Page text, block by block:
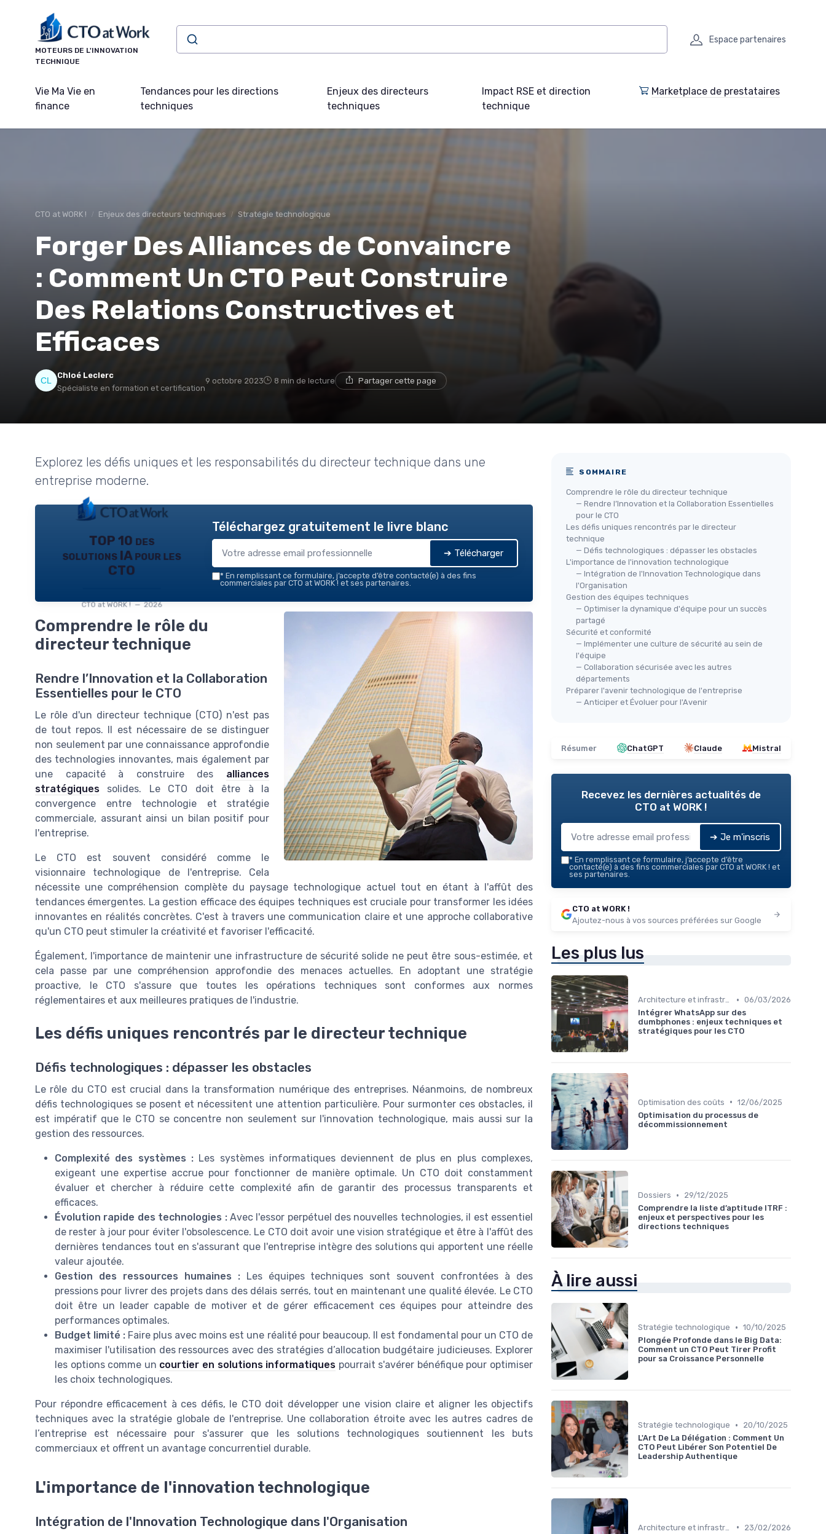
MOTEURS DE L'INNOVATION
TECHNIQUE
Espace partenaires
Vie Ma Vie en
finance
Tendances pour les directions
techniques
Enjeux des directeurs
techniques
Impact RSE et direction
technique
Marketplace de prestataires
CTO at WORK ! Enjeux des directeurs techniques Stratégie technologique
Forger Des Alliances de Convaincre
: Comment Un CTO Peut Construire
Des Relations Constructives et
Efficaces
Chloé Leclerc
Spécialiste en formation et certification
9 octobre 2023 8 min de lecture Partager cette page
Explorez les défis uniques et les responsabilités du directeur technique dans une
entreprise moderne.
TOP 10 des
solutions IA pour les
CTO
CTO at WORK ! — 2026
Téléchargez gratuitement le livre blanc
➔ Télécharger
* En remplissant ce formulaire, j’accepte d’être contacté(e) à des fins
commerciales par CTO at WORK ! et ses partenaires.
Comprendre le rôle du
directeur technique
Rendre l’Innovation et la Collaboration
Essentielles pour le CTO
Le rôle d'un directeur technique (CTO) n'est pas
de tout repos. Il est nécessaire de se distinguer
non seulement par une connaissance approfondie
des technologies innovantes, mais également par
une capacité à construire des alliances
stratégiques solides. Le CTO doit être à la
convergence entre technologie et stratégie
commerciale, assurant ainsi un bilan positif pour
l'entreprise.
Le CTO est souvent considéré comme le
visionnaire technologique de l'entreprise. Cela
nécessite une compréhension complète du paysage technologique actuel tout en étant à l'affût des
tendances émergentes. La gestion efficace des équipes techniques est cruciale pour transformer les idées
innovantes en réalités concrètes. C'est à travers une communication claire et une approche collaborative
qu'un CTO peut stimuler la créativité et favoriser l'efficacité.
Également, l'importance de maintenir une infrastructure de sécurité solide ne peut être sous-estimée, et
cela passe par une compréhension approfondie des menaces actuelles. En adoptant une stratégie
proactive, le CTO s'assure que toutes les opérations techniques sont conformes aux normes
réglementaires et aux meilleures pratiques de l'industrie.
Les défis uniques rencontrés par le directeur technique
Défis technologiques : dépasser les obstacles
Le rôle du CTO est crucial dans la transformation numérique des entreprises. Néanmoins, de nombreux
défis technologiques se posent et nécessitent une attention particulière. Pour surmonter ces obstacles, il
est impératif que le CTO se concentre non seulement sur l'innovation technologique, mais aussi sur la
gestion des ressources.
Complexité des systèmes : Les systèmes informatiques deviennent de plus en plus complexes,
exigeant une expertise accrue pour fonctionner de manière optimale. Un CTO doit constamment
évaluer et chercher à réduire cette complexité afin de garantir des processus transparents et
efficaces.
Évolution rapide des technologies :Avec l'essor perpétuel des nouvelles technologies, il est essentiel
de rester à jour pour éviter l'obsolescence. Le CTO doit avoir une vision stratégique et être à l'affût des
dernières tendances tout en s'assurant que l'entreprise intègre des solutions qui apportent une réelle
valeur ajoutée.
Gestion des ressources humaines :Les équipes techniques sont souvent confrontées à des
pressions pour livrer des projets dans des délais serrés, tout en maintenant une qualité élevée. Le CTO
doit être un leader capable de motiver et de gérer efficacement ces équipes pour atteindre des
performances optimales.
Budget limité : Faire plus avec moins est une réalité pour beaucoup. Il est fondamental pour un CTO de
maximiser l'utilisation des ressources avec des stratégies d’allocation budgétaire judicieuses. Explorer
les options comme un courtier en solutions informatiques pourrait s'avérer bénéfique pour optimiser
les choix technologiques.
Pour répondre efficacement à ces défis, le CTO doit développer une vision claire et aligner les objectifs
techniques avec la stratégie globale de l'entreprise. Une collaboration étroite avec les autres cadres de
l’entreprise est nécessaire pour s'assurer que les solutions technologiques soutiennent les buts
commerciaux et offrent un avantage concurrentiel durable.
L'importance de l'innovation technologique
Intégration de l'Innovation Technologique dans l'Organisation
SOMMAIRE
Comprendre le rôle du directeur technique
— Rendre l’Innovation et la Collaboration Essentielles
pour le CTO
Les défis uniques rencontrés par le directeur
technique
— Défis technologiques : dépasser les obstacles
L'importance de l'innovation technologique
— Intégration de l'Innovation Technologique dans
l'Organisation
Gestion des équipes techniques
— Optimiser la dynamique d'équipe pour un succès
partagé
Sécurité et conformité
— Implémenter une culture de sécurité au sein de
l'équipe
— Collaboration sécurisée avec les autres
départements
Préparer l'avenir technologique de l'entreprise
— Anticiper et Évoluer pour l'Avenir
Résumer ChatGPT Claude Mistral
Recevez les dernières actualités de
CTO at WORK !
➔ Je m'inscris
* En remplissant ce formulaire, j’accepte d’être
contacté(e) à des fins commerciales par CTO at WORK ! et
ses partenaires.
CTO at WORK !
Ajoutez-nous à vos sources préférées sur Google
Les plus lus
Architecture et infrastructure • 06/03/2026
Intégrer WhatsApp sur des
dumbphones : enjeux techniques et
stratégiques pour les CTO
Optimisation des coûts • 12/06/2025
Optimisation du processus de
décommissionnement
Dossiers •
29/12/2025
Comprendre la liste d’aptitude ITRF :
enjeux et perspectives pour les
directions techniques
À lire aussi
Stratégie technologique • 10/10/2025
Plongée Profonde dans le Big Data:
Comment un CTO Peut Tirer Profit
pour sa Croissance Personnelle
Stratégie technologique •
20/10/2025
L'Art De La Délégation : Comment Un
CTO Peut Libérer Son Potentiel De
Leadership Authentique
•
23/02/2026